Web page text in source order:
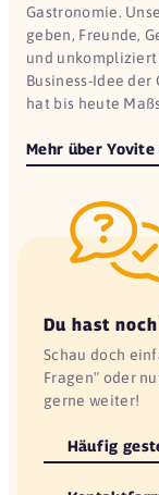
Gastronomie.
geben, Freunde,
und unkompliziert
Business-Idee
hat bis heute
Mehr über
Du hast
Schau doch
Fragen" oder
gerne weiter!
Häufig